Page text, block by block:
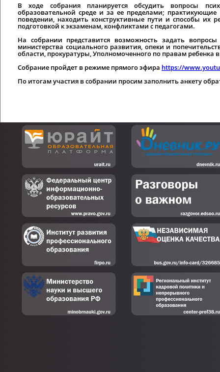
В ходе собрания планируется обсудить вопросы
образовательной среде и за ее пределами;
поведении, находить конструктивные пути и способы их
подготовкой к экзаменам, конфликтами с педагогами.
На собрании представится возможность задать
министерства социального развития, опеки и
области, прокуратуры, Уполномоченного по правам ребенка
Собрание пройдет в режиме прямого эфира https://
По итогам участия в собрании просим заполнить анкету